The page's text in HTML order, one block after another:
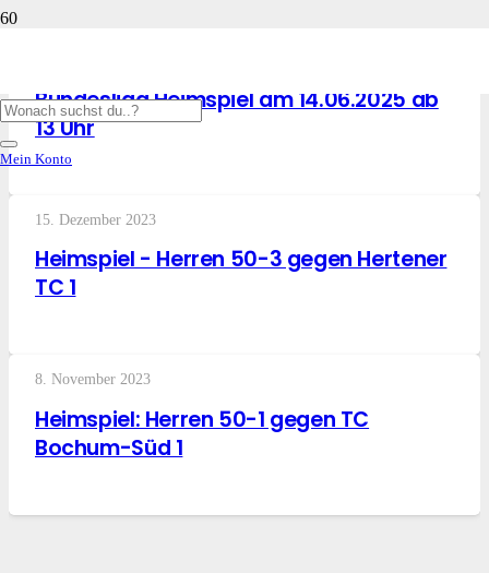
Mein Konto
Bundesliga Heimspiel am 14.06.2025 ab
13 Uhr
15. Dezember 2023
Heimspiel - Herren 50-3 gegen Hertener
TC 1
8. November 2023
Heimspiel: Herren 50-1 gegen TC
Bochum-Süd 1